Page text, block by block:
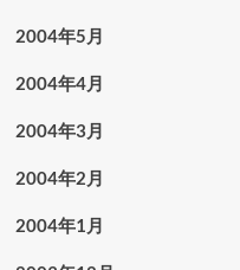
2004年5月
2004年4月
2004年3月
2004年2月
2004年1月